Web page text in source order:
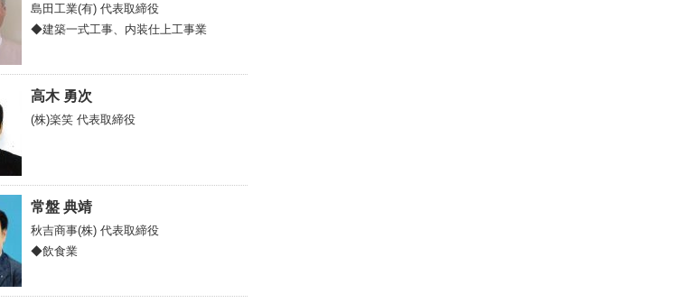
島田工業(有) 代表取締役
◆建築一式工事、内装仕上工事業
高木 勇次
(株)楽笑 代表取締役
常盤 典靖
秋吉商事(株) 代表取締役
◆飲食業